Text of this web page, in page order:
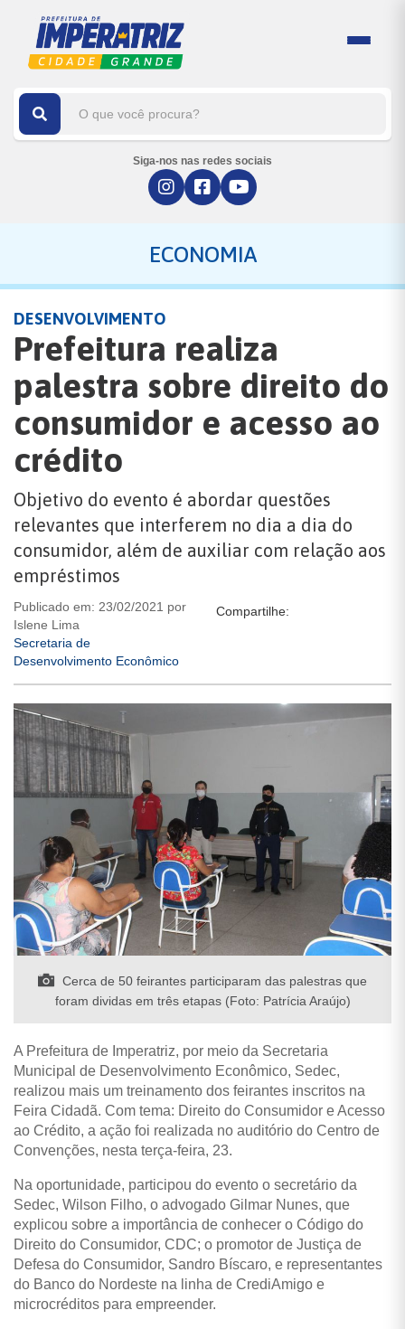
Siga-nos nas redes sociais
ECONOMIA
DESENVOLVIMENTO
Prefeitura realiza
palestra sobre direito do
consumidor e acesso ao
crédito
Objetivo do evento é abordar questões
relevantes que interferem no dia a dia do
consumidor, além de auxiliar com relação aos
empréstimos
Publicado em: 23/02/2021 por
Islene Lima
Secretaria de
Desenvolvimento Econômico
Compartilhe:
Cerca de 50 feirantes participaram das palestras que
foram dividas em três etapas (Foto: Patrícia Araújo)
A Prefeitura de Imperatriz, por meio da Secretaria
Municipal de Desenvolvimento Econômico, Sedec,
realizou mais um treinamento dos feirantes inscritos na
Feira Cidadã. Com tema: Direito do Consumidor e Acesso
ao Crédito, a ação foi realizada no auditório do Centro de
Convenções, nesta terça-feira, 23.
Na oportunidade, participou do evento o secretário da
Sedec, Wilson Filho, o advogado Gilmar Nunes, que
explicou sobre a importância de conhecer o Código do
Direito do Consumidor, CDC; o promotor de Justiça de
Defesa do Consumidor, Sandro Bíscaro, e representantes
do Banco do Nordeste na linha de CrediAmigo e
microcréditos para empreender.